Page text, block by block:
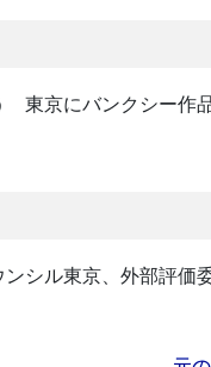
東京にバンクシー作
シル東京、外部評価